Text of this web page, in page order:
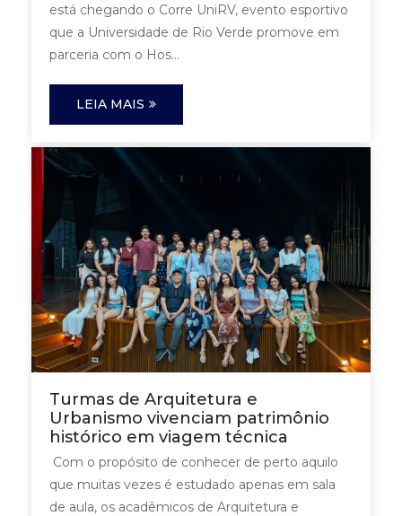
está chegando o Corre UniRV, evento esportivo
que a Universidade de Rio Verde promove em
parceria com o Hos...
LEIA MAIS
Turmas de Arquitetura e
Urbanismo vivenciam patrimônio
histórico em viagem técnica
Com o propósito de conhecer de perto aquilo
que muitas vezes é estudado apenas em sala
de aula, os acadêmicos de Arquitetura e